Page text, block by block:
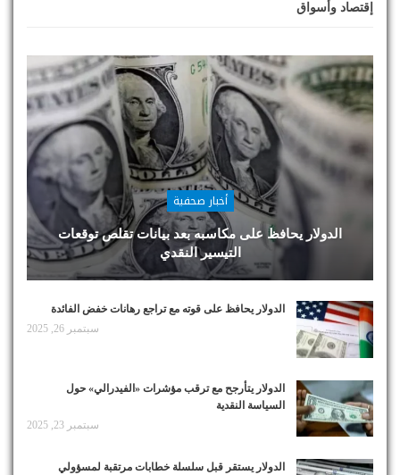
إقتصاد وأسواق
أخبار صحفية
الدولار يحافظ على مكاسبه بعد بيانات تقلص توقعات
التيسير النقدي
الدولار يحافظ على قوته مع تراجع رهانات خفض الفائدة
سبتمبر 26, 2025
الدولار يتأرجح مع ترقب مؤشرات «الفيدرالي» حول
السياسة النقدية
سبتمبر 23, 2025
الدولار يستقر قبل سلسلة خطابات مرتقبة لمسؤولي